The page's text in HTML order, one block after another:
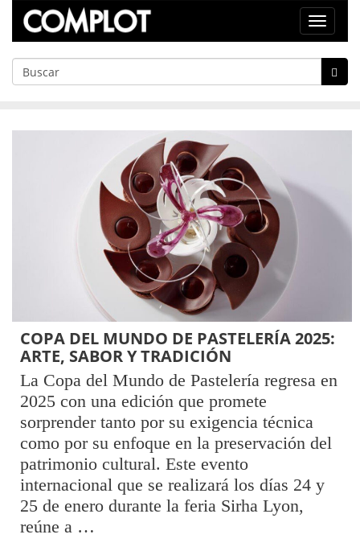
Toggle
COPA DEL MUNDO DE PASTELERÍA 2025:
ARTE, SABOR Y TRADICIÓN
La Copa del Mundo de Pastelería regresa en
2025 con una edición que promete
sorprender tanto por su exigencia técnica
como por su enfoque en la preservación del
patrimonio cultural. Este evento
internacional que se realizará los días 24 y
25 de enero durante la feria Sirha Lyon,
reúne a …